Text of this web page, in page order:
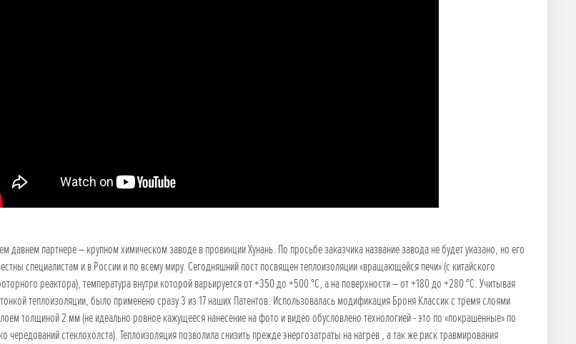
давнем партнере – крупном химическом заводе в провинции Хунань. По просьбе заказчика название завода не будет указано, но его
специалистам и в России и по всему миру. Сегодняшний пост посвящен теплоизоляции «вращающейся печи» (с китайского
реактора), температура внутри которой варьируется от +350 до +500 °C, а на поверхности – от +180 до +280 °C. Учитывая
теплоизоляции, было применено сразу 3 из 17 наших Патентов. Использовалась модификация Броня Классик с тремя слоями
толщиной 2 мм (не идеально ровное кажущееся нанесение на фото и видео обусловлено технологией - это по «покрашенные» по
чередований стеклохолста). Теплоизоляция позволила снизить прежде энергозатраты на нагрев , а так же риск травмирования